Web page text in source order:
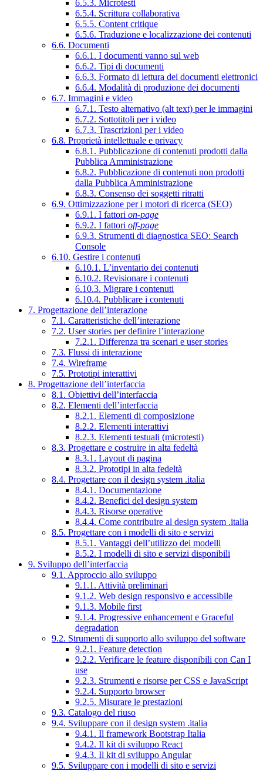
6.5.3. Microtesti
6.5.4. Scrittura collaborativa
6.5.5. Content critique
6.5.6. Traduzione e localizzazione dei contenuti
6.6. Documenti
6.6.1. I documenti vanno sul web
6.6.2. Tipi di documenti
6.6.3. Formato di lettura dei documenti elettronici
6.6.4. Modalità di produzione dei documenti
6.7. Immagini e video
6.7.1. Testo alternativo (alt text) per le immagini
6.7.2. Sottotitoli per i video
6.7.3. Trascrizioni per i video
6.8. Proprietà intellettuale e privacy
6.8.1. Pubblicazione di contenuti prodotti dalla
Pubblica Amministrazione
6.8.2. Pubblicazione di contenuti non prodotti
dalla Pubblica Amministrazione
6.8.3. Consenso dei soggetti ritratti
6.9. Ottimizzazione per i motori di ricerca (SEO)
6.9.1. I fattori on-page
6.9.2. I fattori off-page
6.9.3. Strumenti di diagnostica SEO: Search
Console
6.10. Gestire i contenuti
6.10.1. L’inventario dei contenuti
6.10.2. Revisionare i contenuti
6.10.3. Migrare i contenuti
6.10.4. Pubblicare i contenuti
7. Progettazione dell’interazione
7.1. Caratteristiche dell’interazione
7.2. User stories per definire l’interazione
7.2.1. Differenza tra scenari e user stories
7.3. Flussi di interazione
7.4. Wireframe
7.5. Prototipi interattivi
8. Progettazione dell’interfaccia
8.1. Obiettivi dell’interfaccia
8.2. Elementi dell’interfaccia
8.2.1. Elementi di composizione
8.2.2. Elementi interattivi
8.2.3. Elementi testuali (microtesti)
8.3. Progettare e costruire in alta fedeltà
8.3.1. Layout di pagina
8.3.2. Prototipi in alta fedeltà
8.4. Progettare con il design system .italia
8.4.1. Documentazione
8.4.2. Benefici del design system
8.4.3. Risorse operative
8.4.4. Come contribuire al design system .italia
8.5. Progettare con i modelli di sito e servizi
8.5.1. Vantaggi dell’utilizzo dei modelli
8.5.2. I modelli di sito e servizi disponibili
9. Sviluppo dell’interfaccia
9.1. Approccio allo sviluppo
9.1.1. Attività preliminari
9.1.2. Web design responsivo e accessibile
9.1.3. Mobile first
9.1.4. Progressive enhancement e Graceful
degradation
9.2. Strumenti di supporto allo sviluppo del software
9.2.1. Feature detection
9.2.2. Verificare le feature disponibili con Can I
use
9.2.3. Strumenti e risorse per CSS e JavaScript
9.2.4. Supporto browser
9.2.5. Misurare le prestazioni
9.3. Catalogo del riuso
9.4. Sviluppare con il design system .italia
9.4.1. Il framework Bootstrap Italia
9.4.2. Il kit di sviluppo React
9.4.3. Il kit di sviluppo Angular
9.5. Sviluppare con i modelli di sito e servizi